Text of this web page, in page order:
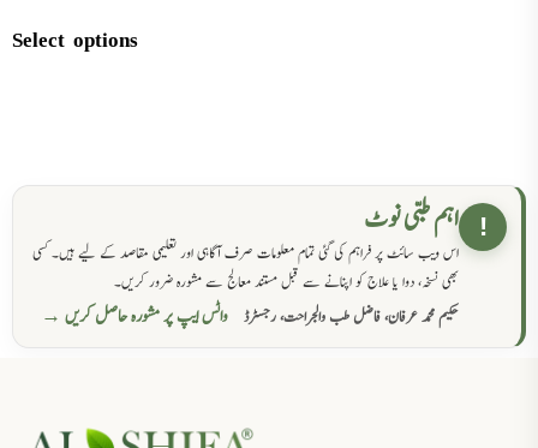
Select options
! اہم طبی نوٹ
اس ویب سائٹ پر فراہم کی گئی تمام معلومات صرف آگاہی اور تعلیمی مقاصد کے لیے ہیں۔ کسی
بھی نسخہ، دوا یا علاج کو اپنانے سے قبل مستند معالج سے مشورہ ضرور کریں۔
حکیم محمد عرفان، فاضل طب والجراحت، رجسٹرڈ
واٹس ایپ پر مشورہ حاصل کریں →